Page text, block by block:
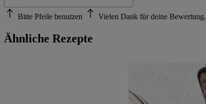
Bitte Pfeile benutzen Vielen Dank für deine Bewertung.
Ähnliche Rezepte